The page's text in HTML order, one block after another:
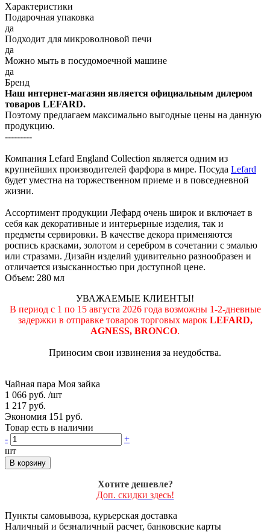
Характеристики
Подарочная упаковка
да
Подходит для микроволновой печи
да
Можно мыть в посудомоечной машине
да
Бренд
Наш интернет-магазин является официальным дилером
товаров LEFARD.
Поэтому предлагаем максимально выгодные цены на данную
продукцию.
---------
Компания Lefard England Collection является одним из
крупнейших производителей фарфора в мире. Посуда Lefard
будет уместна на торжественном приеме и в повседневной
жизни.
Ассортимент продукции Лефард очень широк и включает в
себя как декоративные и интерьерные изделия, так и
предметы сервировки. В качестве декора применяются
роспись красками, золотом и серебром в сочетании с эмалью
или стразами. Дизайн изделий удивительно разнообразен и
отличается изысканностью при доступной цене.
Объем: 280 мл
УВАЖАЕМЫЕ КЛИЕНТЫ!
В период с 1 по 15 августа 2026 года возможны 1-2-дневные
задержки в отправке товаров торговых марок LEFARD,
AGNESS, BRONCO.
Приносим свои извинения за неудобства.
Чайная пара Моя зайка
1 066 руб. /шт
1 217 руб.
Экономия 151 руб.
Товар есть в наличии
-
+
шт
В корзину
Хотите дешевле?
Доп. скидки здесь!
Пункты самовывоза, курьерская доставка
Наличный и безналичный расчет, банковские карты